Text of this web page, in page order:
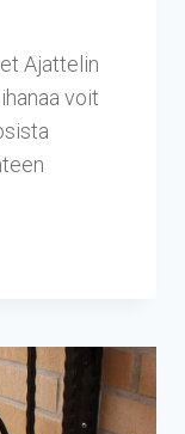
Ajattelin
voit